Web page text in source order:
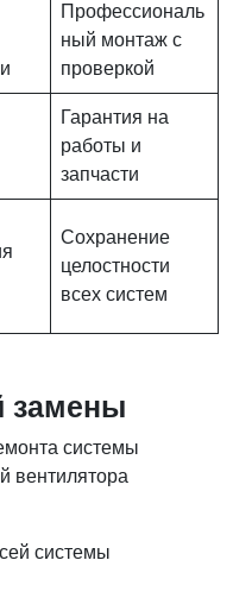
Профессиональ
ный монтаж с
проверкой
Гарантия на
работы и
запчасти
Сохранение
целостности
всех систем
замены
системы
вентилятора
системы